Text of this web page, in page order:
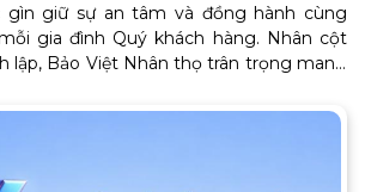
gìn giữ sự an tâm và đồng hành cùng
gia đình Quý khách hàng. Nhân cột
lập, Bảo Việt Nhân thọ trân trọng mang
là lời cảm ơn chân thành từ trái tim, tiếp